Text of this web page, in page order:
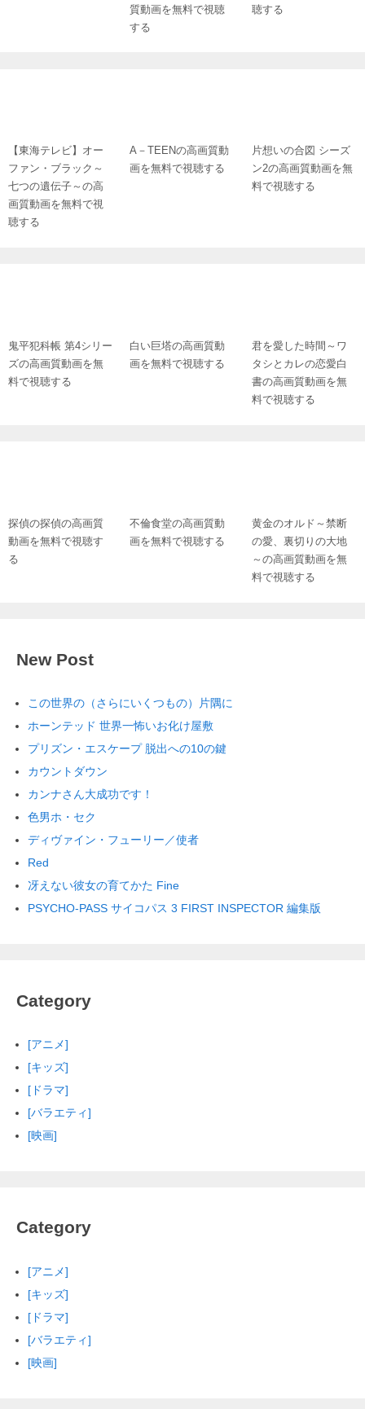
質動画を無料で視聴
する
聴する
【東海テレビ】オー
ファン・ブラック～
七つの遺伝子～の高
画質動画を無料で視
聴する
A－TEENの高画質動
画を無料で視聴する
片想いの合図 シーズ
ン2の高画質動画を無
料で視聴する
鬼平犯科帳 第4シリー
ズの高画質動画を無
料で視聴する
白い巨塔の高画質動
画を無料で視聴する
君を愛した時間～ワ
タシとカレの恋愛白
書の高画質動画を無
料で視聴する
探偵の探偵の高画質
動画を無料で視聴す
る
不倫食堂の高画質動
画を無料で視聴する
黄金のオルド～禁断
の愛、裏切りの大地
～の高画質動画を無
料で視聴する
New Post
この世界の（さらにいくつもの）片隅に
ホーンテッド 世界一怖いお化け屋敷
プリズン・エスケープ 脱出への10の鍵
カウントダウン
カンナさん大成功です！
色男ホ・セク
ディヴァイン・フューリー／使者
Red
冴えない彼女の育てかた Fine
PSYCHO-PASS サイコパス 3 FIRST INSPECTOR 編集版
Category
[アニメ]
[キッズ]
[ドラマ]
[バラエティ]
[映画]
Category
[アニメ]
[キッズ]
[ドラマ]
[バラエティ]
[映画]